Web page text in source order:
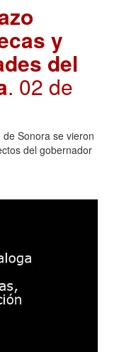
y
del
. 02 de
Sonora se vieron
del gobernador